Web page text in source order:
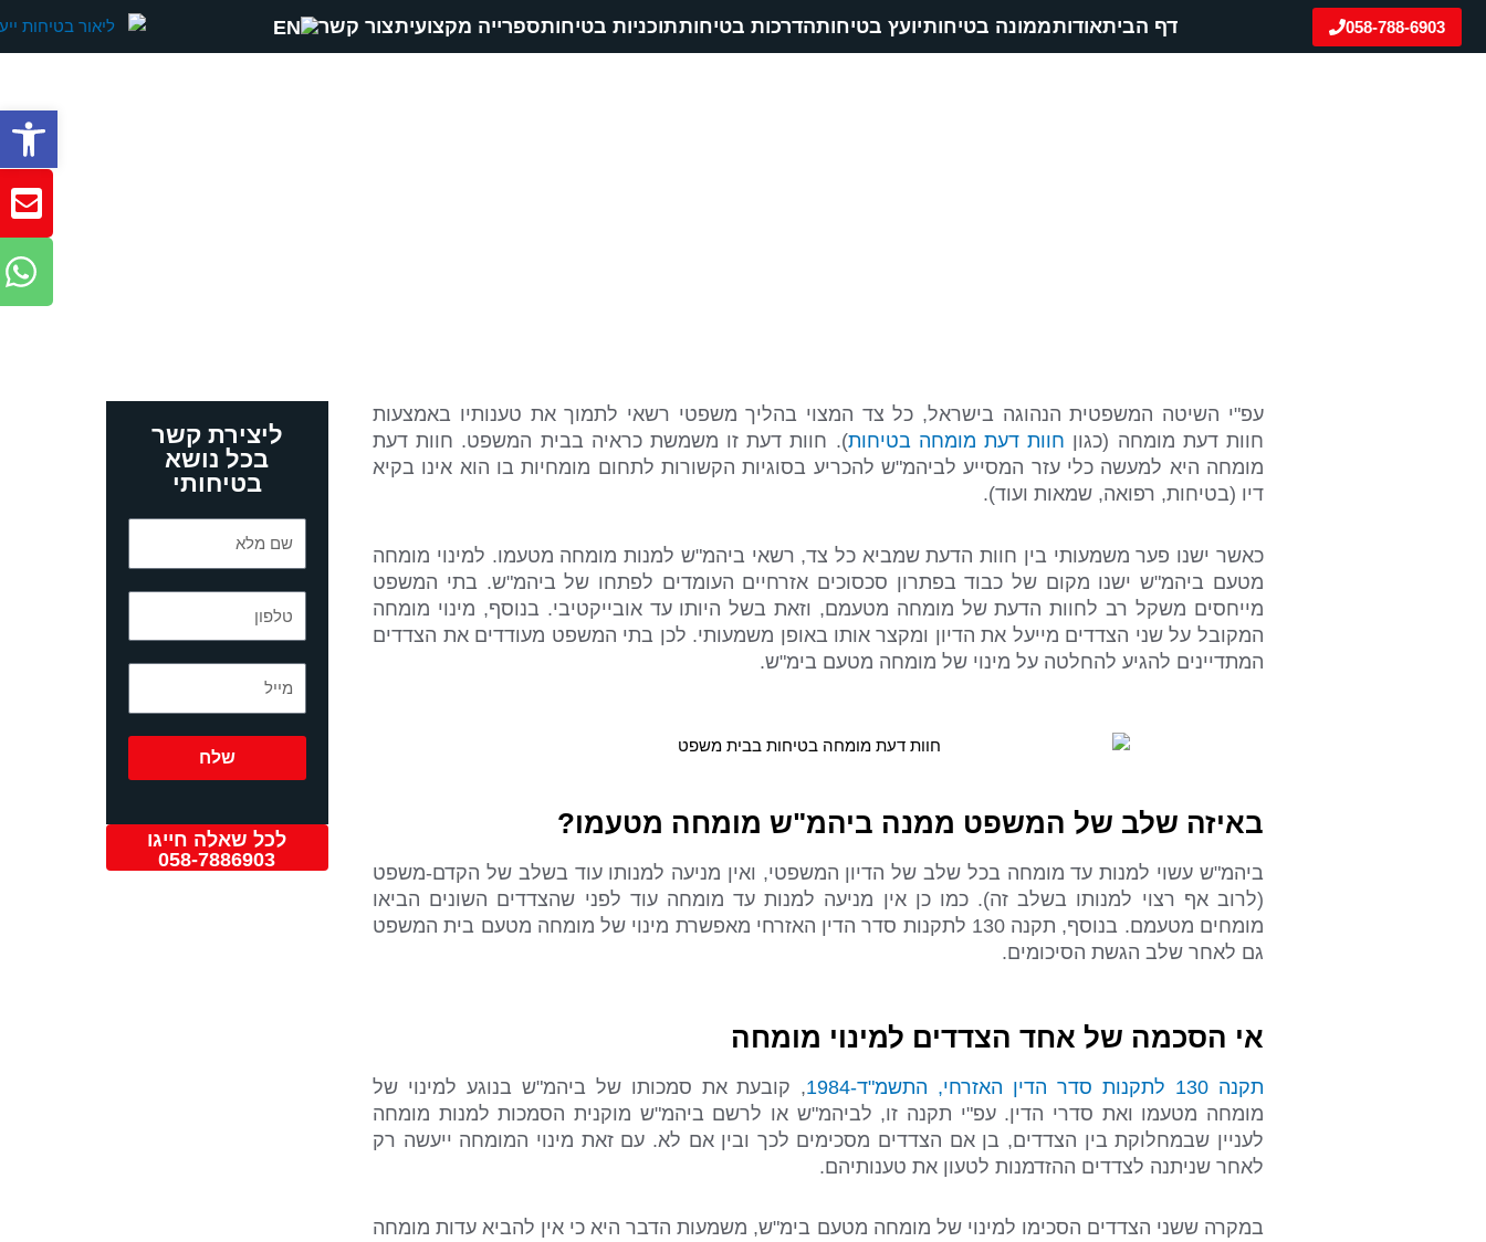
דילוג
058-788-6903 דף הביתאודותממונה בטיחותיועץ בטיחותהדרכות בטיחותתוכניות בטיחותספרייה מקצועיתצור קשר
עפ"י השיטה המשפטית הנהוגה בישראל, כל צד המצוי בהליך משפטי רשאי לתמוך את טענותיו באמצעות
חוות דעת מומחה (כגון חוות דעת מומחה בטיחות). חוות דעת זו משמשת כראיה בבית המשפט. חוות דעת
מומחה היא למעשה כלי עזר המסייע לביהמ"ש להכריע בסוגיות הקשורות לתחום מומחיות בו הוא אינו בקיא
דיו (בטיחות, רפואה, שמאות ועוד).
כאשר ישנו פער משמעותי בין חוות הדעת שמביא כל צד, רשאי ביהמ"ש למנות מומחה מטעמו. למינוי מומחה
מטעם ביהמ"ש ישנו מקום של כבוד בפתרון סכסוכים אזרחיים העומדים לפתחו של ביהמ"ש. בתי המשפט
מייחסים משקל רב לחוות הדעת של מומחה מטעמם, וזאת בשל היותו עד אובייקטיבי. בנוסף, מינוי מומחה
המקובל על שני הצדדים מייעל את הדיון ומקצר אותו באופן משמעותי. לכן בתי המשפט מעודדים את הצדדים
המתדיינים להגיע להחלטה על מינוי של מומחה מטעם בימ"ש.
באיזה שלב של המשפט ממנה ביהמ"ש מומחה מטעמו?
ביהמ"ש עשוי למנות עד מומחה בכל שלב של הדיון המשפטי, ואין מניעה למנותו עוד בשלב של הקדם-משפט
(לרוב אף רצוי למנותו בשלב זה). כמו כן אין מניעה למנות עד מומחה עוד לפני שהצדדים השונים הביאו
מומחים מטעמם. בנוסף, תקנה 130 לתקנות סדר הדין האזרחי מאפשרת מינוי של מומחה מטעם בית המשפט
גם לאחר שלב הגשת הסיכומים.
אי הסכמה של אחד הצדדים למינוי מומחה
תקנה 130 לתקנות סדר הדין האזרחי, התשמ"ד-1984
, קובעת את סמכותו של ביהמ"ש בנוגע למינוי של
מומחה מטעמו ואת סדרי הדין. עפ"י תקנה זו, לביהמ"ש או לרשם ביהמ"ש מוקנית הסמכות למנות מומחה
לעניין שבמחלוקת בין הצדדים, בן אם הצדדים מסכימים לכך ובין אם לא. עם זאת מינוי המומחה ייעשה רק
לאחר שניתנה לצדדים ההזדמנות לטעון את טענותיהם.
במקרה ששני הצדדים הסכימו למינוי של מומחה מטעם בימ"ש, משמעות הדבר היא כי אין להביא עדות מומחה
ליצירת קשר
בכל נושא
בטיחותי
שלח
לכל שאלה חייגו
058-7886903
פתח